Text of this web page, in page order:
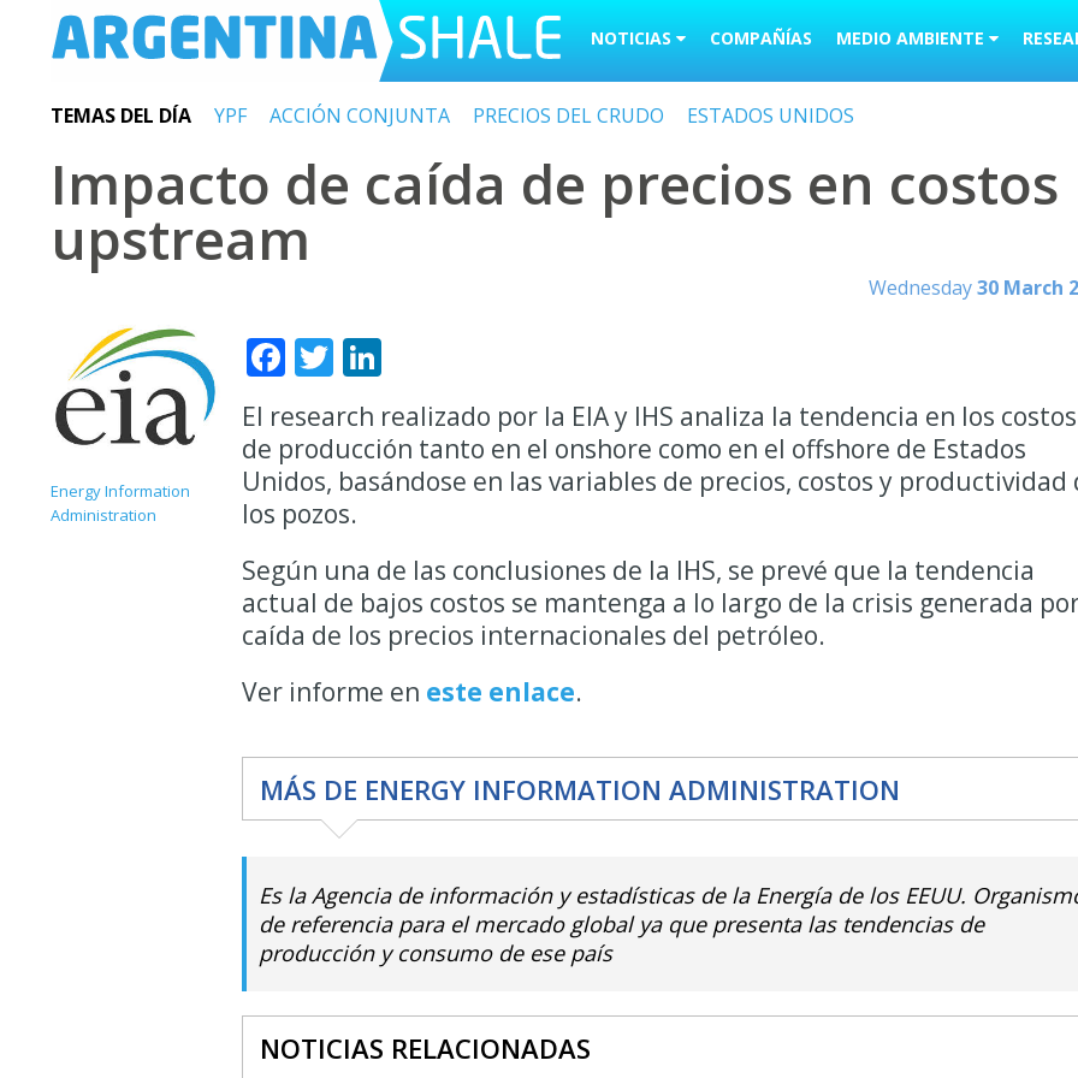
NOTICIAS COMPAÑÍAS MEDIO AMBIENTE
TEMAS DEL DÍA YPF ACCIÓN CONJUNTA PRECIOS DEL CRUDO ESTADOS UNIDOS
Impacto de caída de precios en costos
upstream
Wednesday30 March
Energy Information
Administration
Facebook
Twitter
LinkedIn
El research realizado por la EIA y IHS analiza la tendencia en los costos
de producción tanto en el onshore como en el offshore de Estados
Unidos, basándose en las variables de precios, costos y productividad
los pozos.
Según una de las conclusiones de la IHS, se prevé que la tendencia
actual de bajos costos se mantenga a lo largo de la crisis generada
caída de los precios internacionales del petróleo.
Ver informe en este enlace.
MÁS DE ENERGY INFORMATION ADMINISTRATION
Es la Agencia de información y estadísticas de la Energía de los EEUU.
de referencia para el mercado global ya que presenta las tendencias de
producción y consumo de ese país
NOTICIAS RELACIONADAS